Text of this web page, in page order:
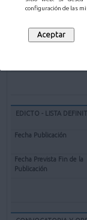
configuración de las
EXPEDIENTE
EDICTO - LISTA